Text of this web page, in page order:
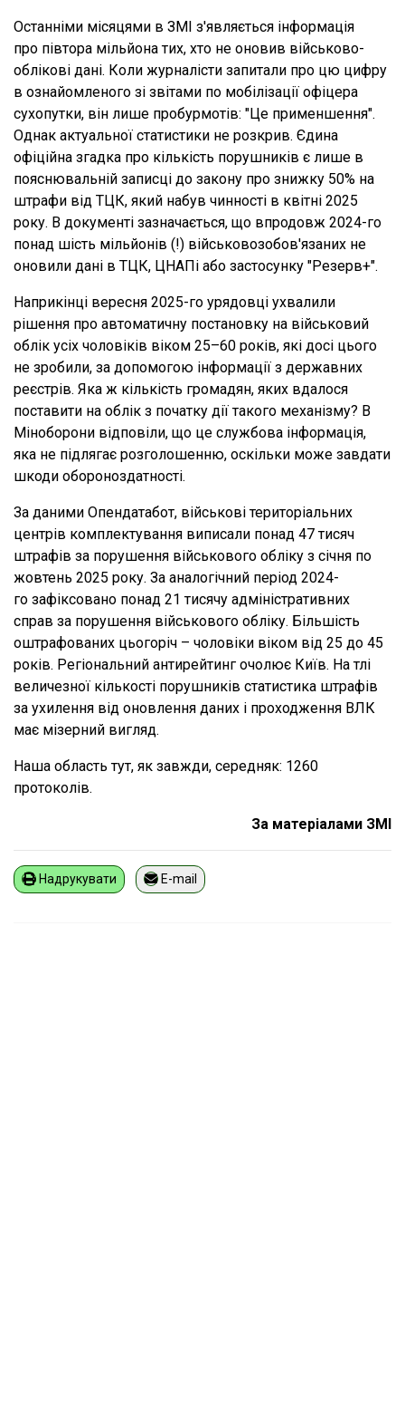
Останніми місяцями в ЗМІ з'являється інформація
про півтора мільйона тих, хто не оновив військово-
облікові дані. Коли журналісти запитали про цю цифру
в ознайомленого зі звітами по мобілізації офіцера
сухопутки, він лише пробурмотів: "Це применшення".
Однак актуальної статистики не розкрив. Єдина
офіційна згадка про кількість порушників є лише в
пояснювальній записці до закону про знижку 50% на
штрафи від ТЦК, який набув чинності в квітні 2025
року. В документі зазначається, що впродовж 2024-го
понад шість мільйонів (!) військовозобов'язаних не
оновили дані в ТЦК, ЦНАПі або застосунку "Резерв+".
Наприкінці вересня 2025-го урядовці ухвалили
рішення про автоматичну постановку на військовий
облік усіх чоловіків віком 25–60 років, які досі цього
не зробили, за допомогою інформації з державних
реєстрів. Яка ж кількість громадян, яких вдалося
поставити на облік з початку дії такого механізму? В
Міноборони відповіли, що це службова інформація,
яка не підлягає розголошенню, оскільки може завдати
шкоди обороноздатності.
За даними Опендатабот, військові територіальних
центрів комплектування виписали понад 47 тисяч
штрафів за порушення військового обліку з січня по
жовтень 2025 року. За аналогічний період 2024-
го зафіксовано понад 21 тисячу адміністративних
справ за порушення військового обліку. Більшість
оштрафованих цьогоріч – чоловіки віком від 25 до 45
років. Регіональний антирейтинг очолює Київ. На тлі
величезної кількості порушників статистика штрафів
за ухилення від оновлення даних і проходження ВЛК
має мізерний вигляд.
Наша область тут, як завжди, середняк: 1260
протоколів.
За матеріалами ЗМІ
Надрукувати E-mail